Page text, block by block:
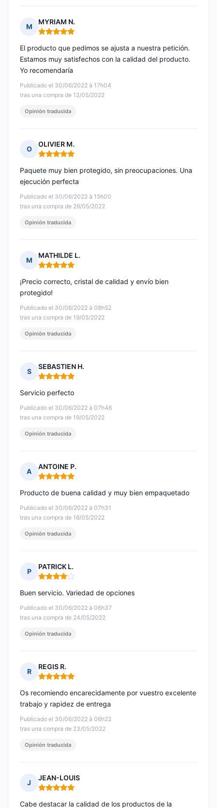
M
MYRIAM N.
Nota: 5 de 5
Publicado el 30/06/2022 à 17h04
tras una compra de 12/05/2022
El producto que pedimos se ajusta a nuestra petición.
Estamos muy satisfechos con la calidad del producto.
Yo recomendaría
Opinión traducida
O
OLIVIER M.
Nota: 5 de 5
Publicado el 30/06/2022 à 15h00
tras una compra de 29/05/2022
Paquete muy bien protegido, sin preocupaciones. Una
ejecución perfecta
Opinión traducida
M
MATHILDE L.
Nota: 5 de 5
Publicado el 30/06/2022 à 08h52
tras una compra de 19/05/2022
¡Precio correcto, cristal de calidad y envío bien
protegido!
Opinión traducida
S
SEBASTIEN H.
Nota: 5 de 5
Publicado el 30/06/2022 à 07h46
tras una compra de 19/05/2022
Servicio perfecto
Opinión traducida
A
ANTOINE P.
Nota: 5 de 5
Publicado el 30/06/2022 à 07h31
tras una compra de 16/05/2022
Producto de buena calidad y muy bien empaquetado
Opinión traducida
P
PATRICK L.
Nota: 4 de 5
Publicado el 30/06/2022 à 06h37
tras una compra de 24/05/2022
Buen servicio. Variedad de opciones
Opinión traducida
R
REGIS R.
Nota: 5 de 5
Publicado el 30/06/2022 à 06h22
tras una compra de 23/05/2022
Os recomiendo encarecidamente por vuestro excelente
trabajo y rapidez de entrega
Opinión traducida
J
JEAN-LOUIS
Nota: 5 de 5
Cabe destacar la calidad de los productos de la